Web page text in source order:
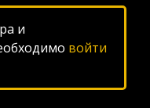
и
войти